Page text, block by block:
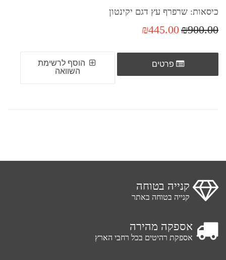
כיסאות: שרפרף עץ דגם יקינטון
₪900.00
₪445.00
פרטים
הוסף לרשימת
השוואה
קנייה בטוחה
קנייה בטוחה באתר
אספקה מהירה
אספקת רהיטים בכל רחבי הארץ